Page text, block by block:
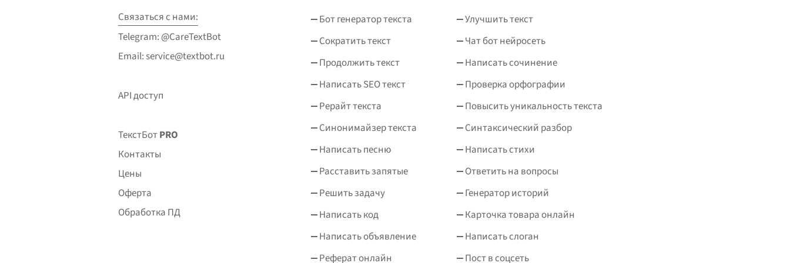
Связаться с нами:
Telegram: @CareTextBot
Email: service@textbot.ru
API доступ
ТекстБотPRO
Контакты
Цены
Оферта
Обработка ПД
Бот генератор текста
Улучшить текст
Сократить текст
Чат бот нейросеть
Продолжить текст
Написать сочинение
Написать SEO текст
Проверка орфографии
Рерайт текста
Повысить уникальность текста
Синонимайзер текста
Синтаксический разбор
Написать песню
Написать стихи
Расставить запятые
Ответить на вопросы
Решить задачу
Генератор историй
Написать код
Карточка товара онлайн
Написать объявление
Написать слоган
Реферат онлайн
Пост в соцсеть